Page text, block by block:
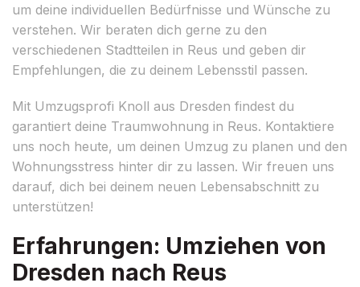
um deine individuellen Bedürfnisse und Wünsche zu
verstehen. Wir beraten dich gerne zu den
verschiedenen Stadtteilen in Reus und geben dir
Empfehlungen, die zu deinem Lebensstil passen.
Mit Umzugsprofi Knoll aus Dresden findest du
garantiert deine Traumwohnung in Reus. Kontaktiere
uns noch heute, um deinen Umzug zu planen und den
Wohnungsstress hinter dir zu lassen. Wir freuen uns
darauf, dich bei deinem neuen Lebensabschnitt zu
unterstützen!
Erfahrungen: Umziehen von
Dresden nach Reus